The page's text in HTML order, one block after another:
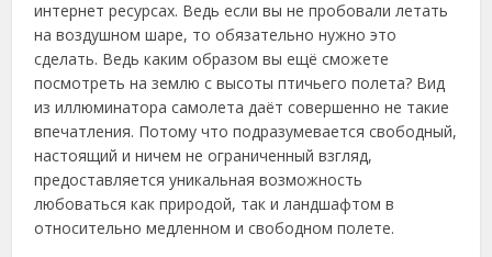
интернет ресурсах. Ведь если вы не пробовали летать
на воздушном шаре, то обязательно нужно это
сделать. Ведь каким образом вы ещё сможете
посмотреть на землю с высоты птичьего полета? Вид
из иллюминатора самолета даёт совершенно не такие
впечатления. Потому что подразумевается свободный,
настоящий и ничем не ограниченный взгляд,
предоставляется уникальная возможность
любоваться как природой, так и ландшафтом в
относительно медленном и свободном полете.